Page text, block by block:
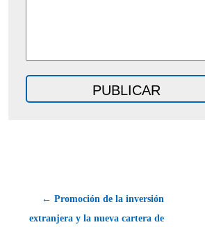
← Promoción de la inversión
extranjera y la nueva cartera de